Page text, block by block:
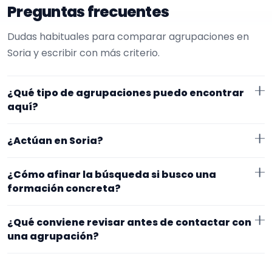
Preguntas frecuentes
Dudas habituales para comparar agrupaciones en
Soria y escribir con más criterio.
¿Qué tipo de agrupaciones puedo encontrar
aquí?
Aquí verás agrupaciones que trabajan para cócteles.
Conviene comparar repertorio, tamaño de la
¿Actúan en Soria?
trabajan en Soria. Algunos son de la zona y otros se
exacto, horarios y posibles gastos.
¿Cómo afinar la búsqueda si busco una
formación concreta?
Empieza por el tipo de evento y la zona. Si ya sabes el
formato que te encaja, usa el filtro de tipo de
agrupación para quedarte con opciones más
¿Qué conviene revisar antes de contactar con
una agrupación?